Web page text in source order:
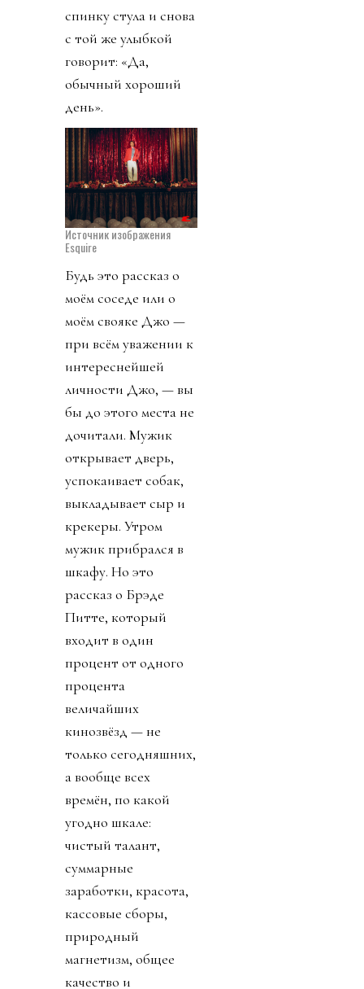
спинку стула и снова
с той же улыбкой
говорит: «Да,
обычный хороший
день».
Источник изображения
Esquire
Будь это рассказ о
моём соседе или о
моём свояке Джо —
при всём уважении к
интереснейшей
личности Джо, — вы
бы до этого места не
дочитали. Мужик
открывает дверь,
успокаивает собак,
выкладывает сыр и
крекеры. Утром
мужик прибрался в
шкафу. Но это
рассказ о Брэде
Питте, который
входит в один
процент от одного
процента
величайших
кинозвёзд — не
только сегодняшних,
а вообще всех
времён, по какой
угодно шкале:
чистый талант,
суммарные
заработки, красота,
кассовые сборы,
природный
магнетизм, общее
качество и